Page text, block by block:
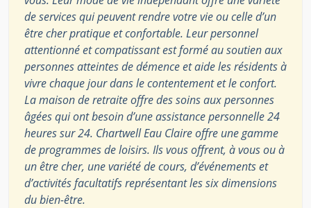
de services qui peuvent rendre votre vie ou celle d’un
être cher pratique et confortable. Leur personnel
attentionné et compatissant est formé au soutien aux
personnes atteintes de démence et aide les résidents à
vivre chaque jour dans le contentement et le confort.
La maison de retraite offre des soins aux personnes
âgées qui ont besoin d’une assistance personnelle 24
heures sur 24. Chartwell Eau Claire offre une gamme
de programmes de loisirs. Ils vous offrent, à vous ou à
un être cher, une variété de cours, d’événements et
d’activités facultatifs représentant les six dimensions
du bien-être.